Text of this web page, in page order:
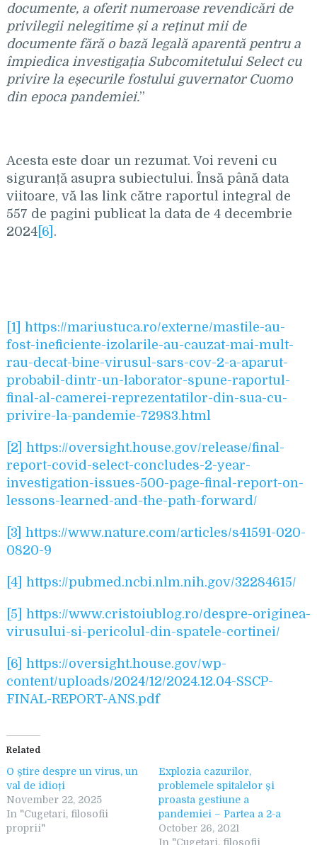
documente, a oferit numeroase revendicări de
privilegii nelegitime și a reținut mii de
documente fără o bază legală aparentă pentru a
împiedica investigația Subcomitetului Select cu
privire la eșecurile fostului guvernator Cuomo
din epoca pandemiei.”
Acesta este doar un rezumat. Voi reveni cu
siguranță asupra subiectului. Însă până data
viitoare, vă las link către raportul integral de
557 de pagini publicat la data de 4 decembrie
2024[6] .
[1]
https://mariustuca.ro/externe/mastile-au-
fost-ineficiente-izolarile-au-cauzat-mai-mult-
rau-decat-bine-virusul-sars-cov-2-a-aparut-
probabil-dintr-un-laborator-spune-raportul-
final-al-camerei-reprezentatilor-din-sua-cu-
privire-la-pandemie-72983.html
[2] https://oversight.house.gov/release/final-
report-covid-select-concludes-2-year-
investigation-issues-500-page-final-report-on-
lessons-learned-and-the-path-forward/
[3] https://www.nature.com/articles/s41591-020-
0820-9
[4] https://pubmed.ncbi.nlm.nih.gov/32284615/
[5]
https://www.cristoiublog.ro/despre-originea-
virusului-si-pericolul-din-spatele-cortinei/
[6] https://oversight.house.gov/wp-
content/uploads/2024/12/2024.12.04-SSCP-
FINAL-REPORT-ANS.pdf
Related
O știre despre un virus, un
val de idioți
November 22, 2025
In "Cugetari, filosofii
proprii"
Explozia cazurilor,
problemele spitalelor și
proasta gestiune a
pandemiei – Partea a 2-a
October 26, 2021
In "Cugetari, filosofii